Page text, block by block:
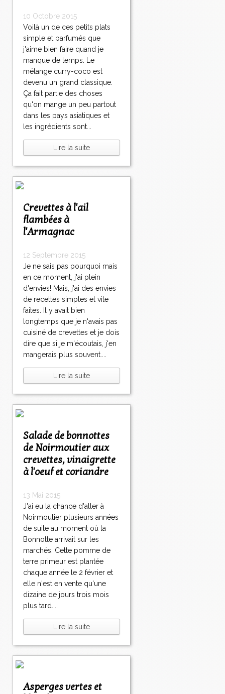
10 Octobre 2015
Voilà un de ces petits plats
simple et parfumés que
j'aime bien faire quand je
manque de temps. Le
mélange curry-coco est
devenu un grand classique.
Ça fait partie des choses
qu'on mange un peu partout
dans les pays asiatiques et
les ingrédients sont...
Lire la suite
Crevettes à l'ail
flambées à
l'Armagnac
12 Septembre 2015
Je ne sais pas pourquoi mais
en ce moment, j'ai plein
d'envies! Mais, j'ai des envies
de recettes simples et vite
faites. Il y avait bien
longtemps que je n'avais pas
cuisiné de crevettes et je dois
dire que si je m'écoutais, j'en
mangerais plus souvent....
Lire la suite
Salade de bonnottes
de Noirmoutier aux
crevettes, vinaigrette
à l'oeuf et coriandre
13 Mai 2015
J'ai eu la chance d'aller à
Noirmoutier plusieurs années
de suite au moment où la
Bonnotte arrivait sur les
marchés. Cette pomme de
terre primeur est plantée
chaque année le 2 février et
elle n'est en vente qu'une
dizaine de jours trois mois
plus tard....
Lire la suite
Asperges vertes et